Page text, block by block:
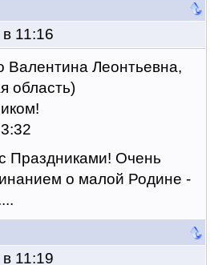
11:16
Валентина Леонтьевна,
область)
Праздниками! Очень
о малой Родине -
11:19